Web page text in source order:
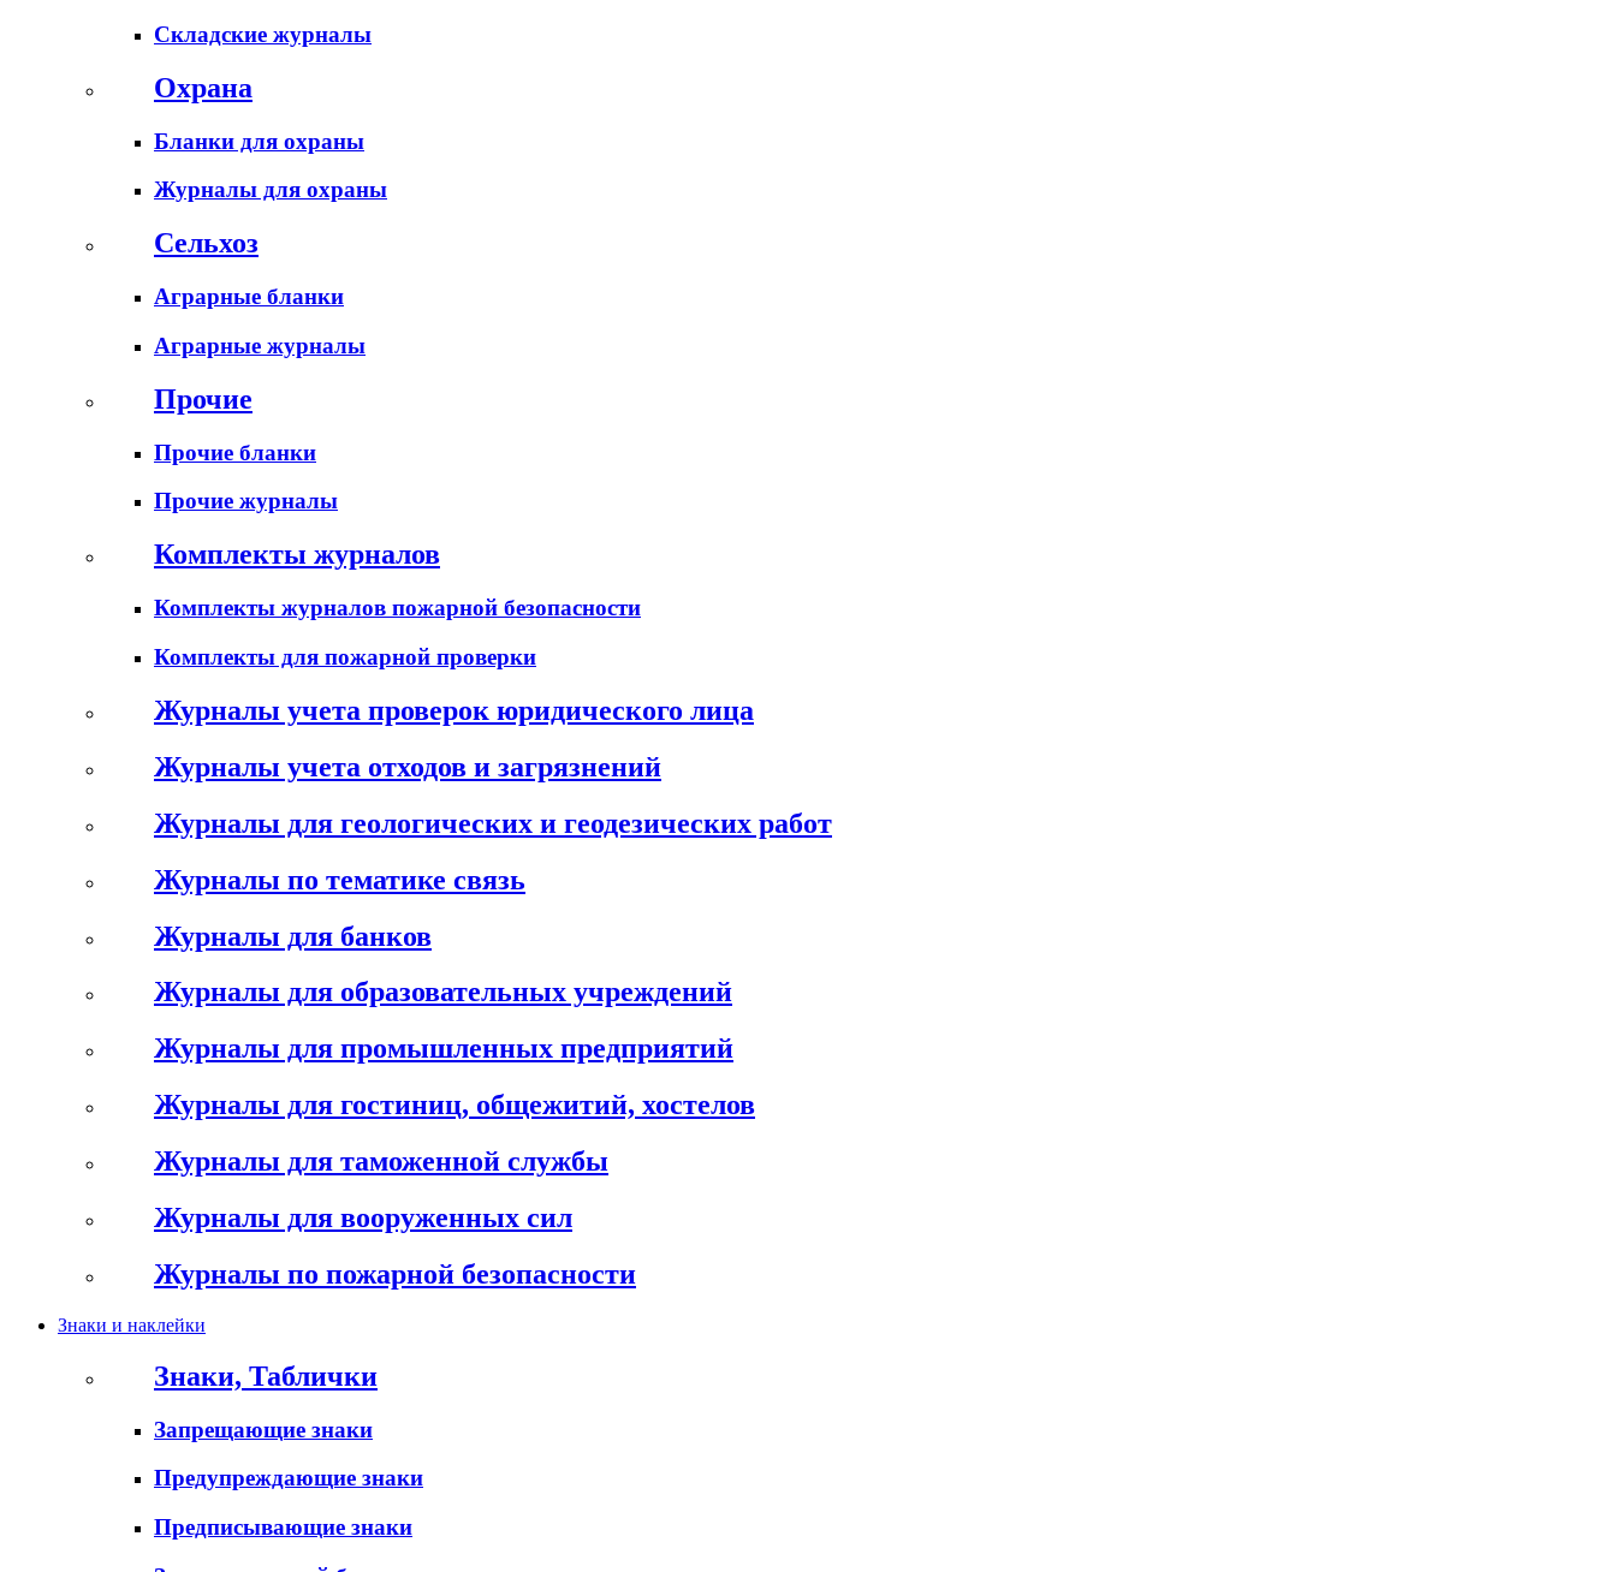
Складские журналы
Охрана
Бланки для охраны
Журналы для охраны
Сельхоз
Аграрные бланки
Аграрные журналы
Прочие
Прочие бланки
Прочие журналы
Комплекты журналов
Комплекты журналов пожарной безопасности
Комплекты для пожарной проверки
Журналы учета проверок юридического лица
Журналы учета отходов и загрязнений
Журналы для геологических и геодезических работ
Журналы по тематике связь
Журналы для банков
Журналы для образовательных учреждений
Журналы для промышленных предприятий
Журналы для гостиниц, общежитий, хостелов
Журналы для таможенной службы
Журналы для вооруженных сил
Журналы по пожарной безопасности
Знаки и наклейки
Знаки, Таблички
Запрещающие знаки
Предупреждающие знаки
Предписывающие знаки